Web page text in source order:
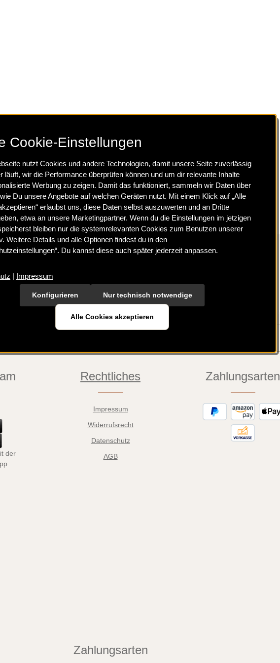
faircommerce
E-Mail-Adresse*
und die gelesen und bin mit ihnen einverstanden.
der
Rechtliches
Impressum
Widerrufsrecht
Datenschutz
AGB
Zahlungsarten
Zahlungsarten
Cookie-Einstellungen
nutzt Cookies und andere Technologien, damit unsere Seite zuverlässig
läuft, wir die Performance überprüfen können und um dir relevante Inhalte
Werbung zu zeigen. Damit das funktioniert, sammeln wir Daten über
Du unsere Angebote auf welchen Geräten nutzt. Mit einem Klick auf „Alle
erlaubst uns, diese Daten selbst auszuwerten und an Dritte
etwa an unsere Marketingpartner. Wenn du die Einstellungen im jetzigen
bleiben nur die systemrelevanten Cookies zum Benutzen unserer
Weitere Details und alle Optionen findest du in den
Du kannst diese auch später jederzeit anpassen.
| Impressum
Nur technisch notwendige
Konfigurieren
Alle Cookies akzeptieren